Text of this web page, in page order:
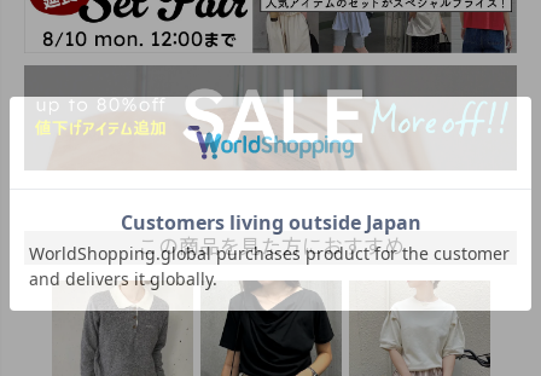
この商品を見た方におすすめ